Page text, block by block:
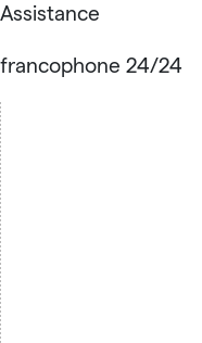
Assistance
francophone 24/24